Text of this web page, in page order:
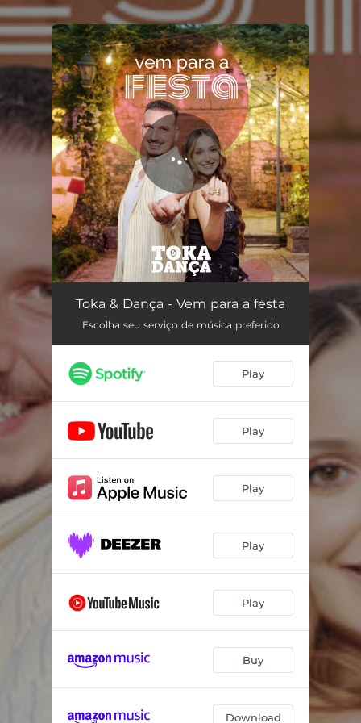
You're all set!
Vem para a festa 03:15
Toka & Dança - Vem para a festa
Escolha seu serviço de música preferido
Play
Play
Play
Play
Play
Buy
Download
.